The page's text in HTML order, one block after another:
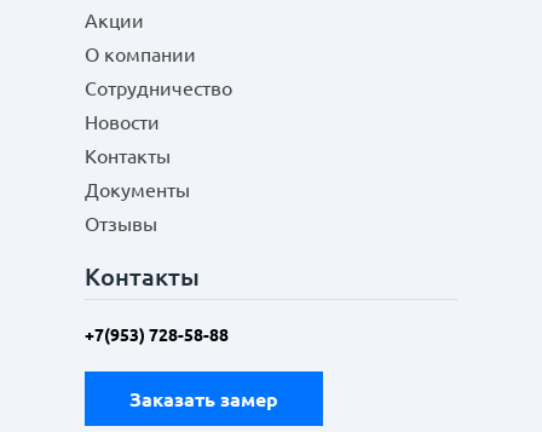
Акции
О компании
Сотрудничество
Новости
Контакты
Документы
Отзывы
Контакты
+7(953) 728-58-88
Заказать замер